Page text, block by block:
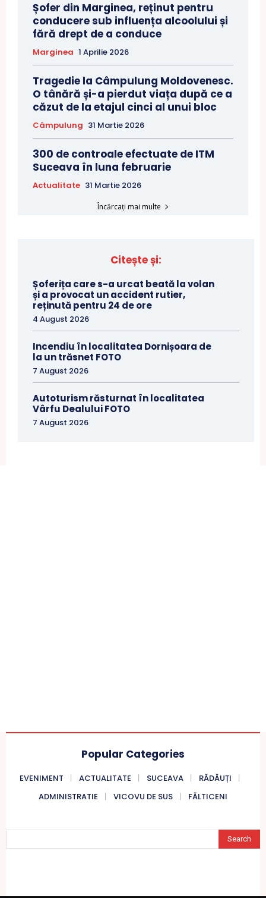
Șofer din Marginea, reținut pentru
conducere sub influența alcoolului și
fără drept de a conduce
Marginea 1 Aprilie 2026
Tragedie la Câmpulung Moldovenesc.
O tânără și-a pierdut viața după ce a
căzut de la etajul cinci al unui bloc
Câmpulung 31 Martie 2026
300 de controale efectuate de ITM
Suceava în luna februarie
Actualitate 31 Martie 2026
Încărcați mai multe
Citește și:
Șoferița care s-a urcat beată la volan
și a provocat un accident rutier,
reținută pentru 24 de ore
4 August 2026
Incendiu în localitatea Dornișoara de
la un trăsnet FOTO
7 August 2026
Autoturism răsturnat în localitatea
Vârfu Dealului FOTO
7 August 2026
Popular Categories
EVENIMENT ACTUALITATE SUCEAVA
RĂDĂUȚI
ADMINISTRATIE
VICOVU DE SUS FĂLTICENI
Search